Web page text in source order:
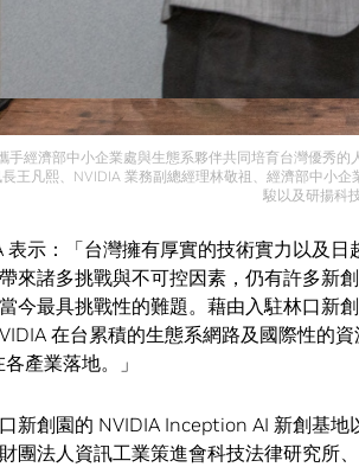
手經濟部中小企業處與生態系夥伴共同培育台灣優秀
王凡熙、NVIDIA 業務副總經理林敬祖、經濟部中小
駿以及研揚科
表示：「台灣擁有厚實的技術實力以及
來諸多挑戰與不可控因素，仍有許多新
今最具挑戰性的難題。藉由入駐林口新
在台累積的生態系網路及國際性的
產業落地。」
新創園的 NVIDIA Inception AI 新創基
團法人資訊工業策進會科技法律研究所